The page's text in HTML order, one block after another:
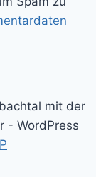
mit der
- WordPress